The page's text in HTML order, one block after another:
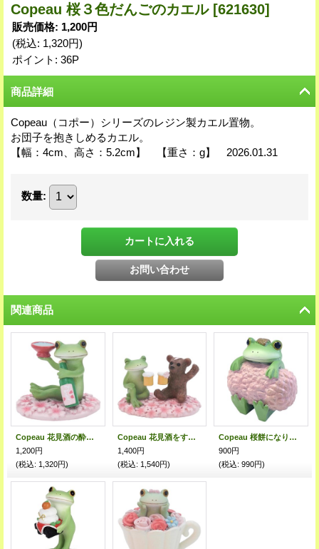
Copeau 桜３色だんごのカエル [621630]
販売価格: 1,200円
(税込: 1,320円)
ポイント: 36P
商品詳細
Copeau（コポー）シリーズのレジン製カエル置物。
お団子を抱きしめるカエル。
【幅：4cm、高さ：5.2cm】 【重さ：g】 2026.01.31
数量:
関連商品
Copeau 花見酒の酔いどれカエル
1,200円
(税込: 1,320円)
Copeau 花見酒をするカエルとクマ
1,400円
(税込: 1,540円)
Copeau 桜餅になりきるカエル
900円
(税込: 990円)